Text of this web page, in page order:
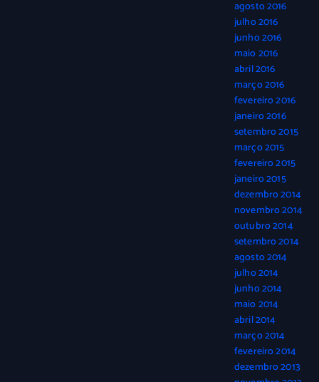
agosto 2016
julho 2016
junho 2016
maio 2016
abril 2016
março 2016
fevereiro 2016
janeiro 2016
setembro 2015
março 2015
fevereiro 2015
janeiro 2015
dezembro 2014
novembro 2014
outubro 2014
setembro 2014
agosto 2014
julho 2014
junho 2014
maio 2014
abril 2014
março 2014
fevereiro 2014
dezembro 2013